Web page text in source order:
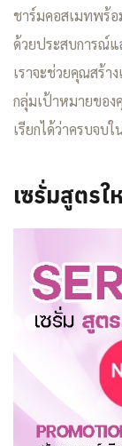
ชาร์มคอสเมทพร้
ด้วยประสบการณ์แ
เราจะช่วยคุณสร้า
กลุ่มเป้าหมายขอ
เรียกได้ว่าครบจบ
เซรั่มสูตร